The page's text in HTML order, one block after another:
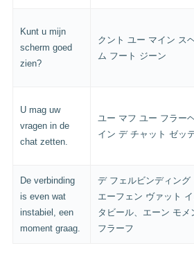
Kunt u mijn
scherm goed
zien?
クント ユー マイン ス
ム フート ジーン
U mag uw
vragen in de
chat zetten.
ユー マフ ユー フラー
イン デ チャット ゼッ
De verbinding
is even wat
instabiel, een
moment graag.
デ フェルビンディング
エーフェン ヴァット
タビール、エーン モメ
フラーフ